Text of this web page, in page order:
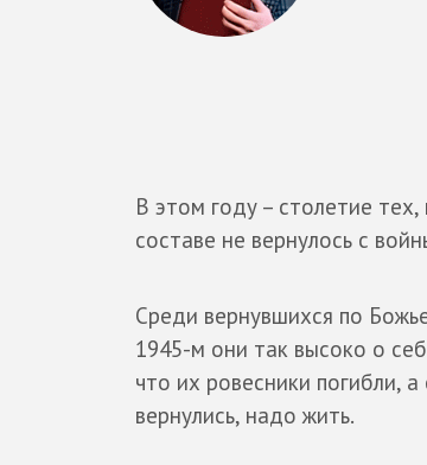
В этом году – столетие
составе не вернулось с
Среди вернувшихся по
1945-м они так высоко о
что их ровесники погибли,
вернулись, надо жить.